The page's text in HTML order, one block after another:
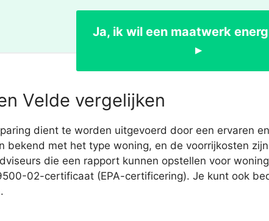
Ja, ik wil een maatwerk
▸
Velde vergelijken
dient te worden uitgevoerd door een ervaren
bekend met het type woning, en de voorrijkosten
die een rapport kunnen opstellen voor
02-certificaat (EPA-certificering). Je kunt ook